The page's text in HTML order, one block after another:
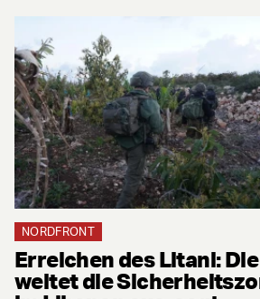
NORDFRONT
Erreichen des Litani: Die
weitet die